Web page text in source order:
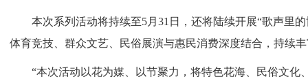
本次系列活动将持续至5月31日，还将陆续开展“歌声里的
体育竞技、群众文艺、民俗展演与惠民消费深度结合，持续
“本次活动以花为媒、以节聚力，将特色花海、民俗文化